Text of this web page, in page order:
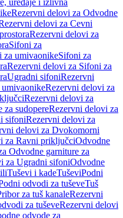
uređaje i izlivna
Rezervni delovi za Odvodne
delovi za Cevni
Rezervni delovi za
Sifoni za
za umivaonikeSifoni za
Rezervni delovi za Sifoni za
Ugradni sifoniRezervni
Rezervni delovi za
Rezervni delovi za
za sudopereRezervni delovi za
sifoniRezervni delovi za
delovi za Dvokomorni
za Ravni priključciOdvodne
Odvodne garniture za
za Ugradni sifoniOdvodne
Tuševi i kadeTuševiPodni
odvodi za tuševeTuš
za tuš kanaleRezervni
za tuševeRezervni delovi
odvode za